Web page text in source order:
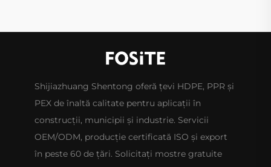
Shijiazhuang Shentong oferă țevi HDPE, PPR și
PEX de înaltă calitate pentru aplicații în
construcții, municipii și industrie. Servicii
OEM/ODM, producție certificată ISO și export
în peste 60 de țări. Solicitați mostre gratuite